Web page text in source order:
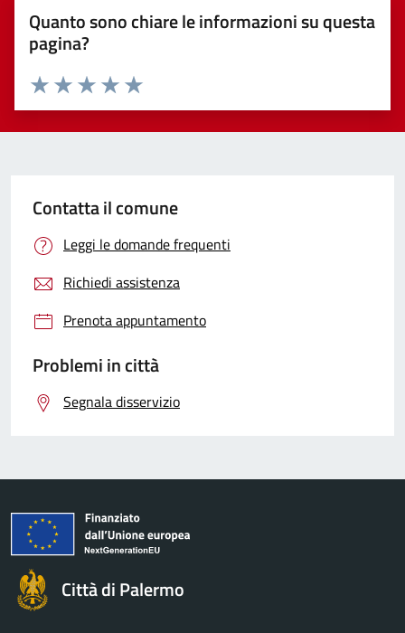
Quanto sono chiare le informazioni su questa
pagina?
Valuta 5 stelle su 5
Valuta 4 stelle su 5
Valuta 3 stelle su 5
Valuta 2 stelle su 5
Valuta 1 stelle su 5
Contatta il comune
Leggi le domande frequenti
Richiedi assistenza
Prenota appuntamento
Problemi in città
Segnala disservizio
Città di Palermo